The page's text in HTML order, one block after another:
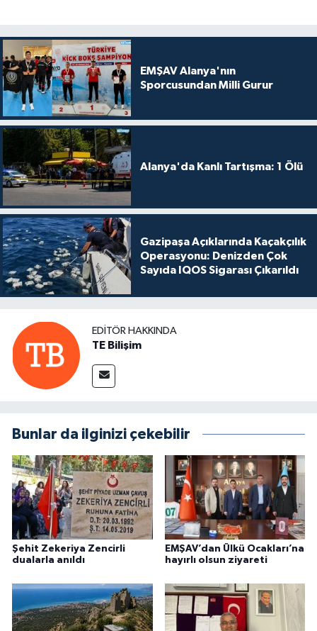
EMŞAV Alanya'nın
Sporcusundan Milli Gurur
Alanya'da Kanlı Tartışma: 1 Ölü
Gazipaşa Açıklarında Kaçakçılık
Operasyonu: Denizden Çok
Sayıda IQOS Sigarası Çıkarıldı
EDITÖR HAKKINDA
TE Bilişim
Bunlar da ilginizi çekebilir
Şehit Zekeriya Zencirli
dualarla anıldı
EMŞAV’dan Ülkü Ocakları’na
hayırlı olsun ziyareti